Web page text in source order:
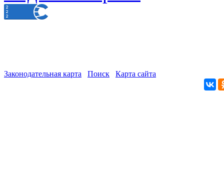
Законодательная карта Поиск Карта сайта